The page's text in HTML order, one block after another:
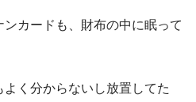
カードも、財布の中に眠って
よく分からないし放置してた